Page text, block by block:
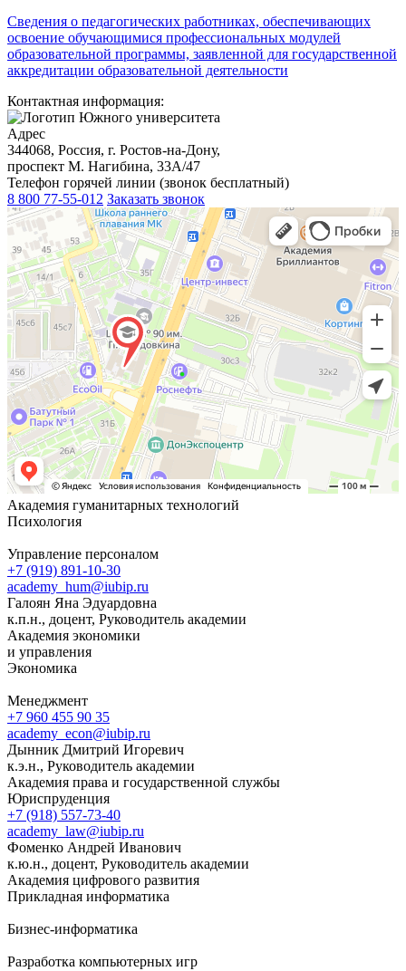
Сведения о педагогических работниках, обеспечивающих
освоение обучающимися профессиональных модулей
образовательной программы, заявленной для государственной
аккредитации образовательной деятельности
Контактная информация:
Адрес
344068, Россия, г. Ростов-на-Дону,
проспект М. Нагибина, 33А/47
Телефон горячей линии (звонок бесплатный)
8 800 77-55-012 Заказать звонок
Академия гуманитарных технологий
Психология
Управление персоналом
+7 (919) 891-10-30
academy_hum@iubip.ru
Галоян Яна Эдуардовна
к.п.н., доцент, Руководитель академии
Академия экономики
и управления
Экономика
Менеджмент
+7 960 455 90 35
academy_econ@iubip.ru
Дынник Дмитрий Игоревич
к.э.н., Руководитель академии
Академия права и государственной службы
Юриспруденция
+7 (918) 557-73-40
academy_law@iubip.ru
Фоменко Андрей Иванович
к.ю.н., доцент, Руководитель академии
Академия цифрового развития
Прикладная информатика
Бизнес-информатика
Разработка компьютерных игр